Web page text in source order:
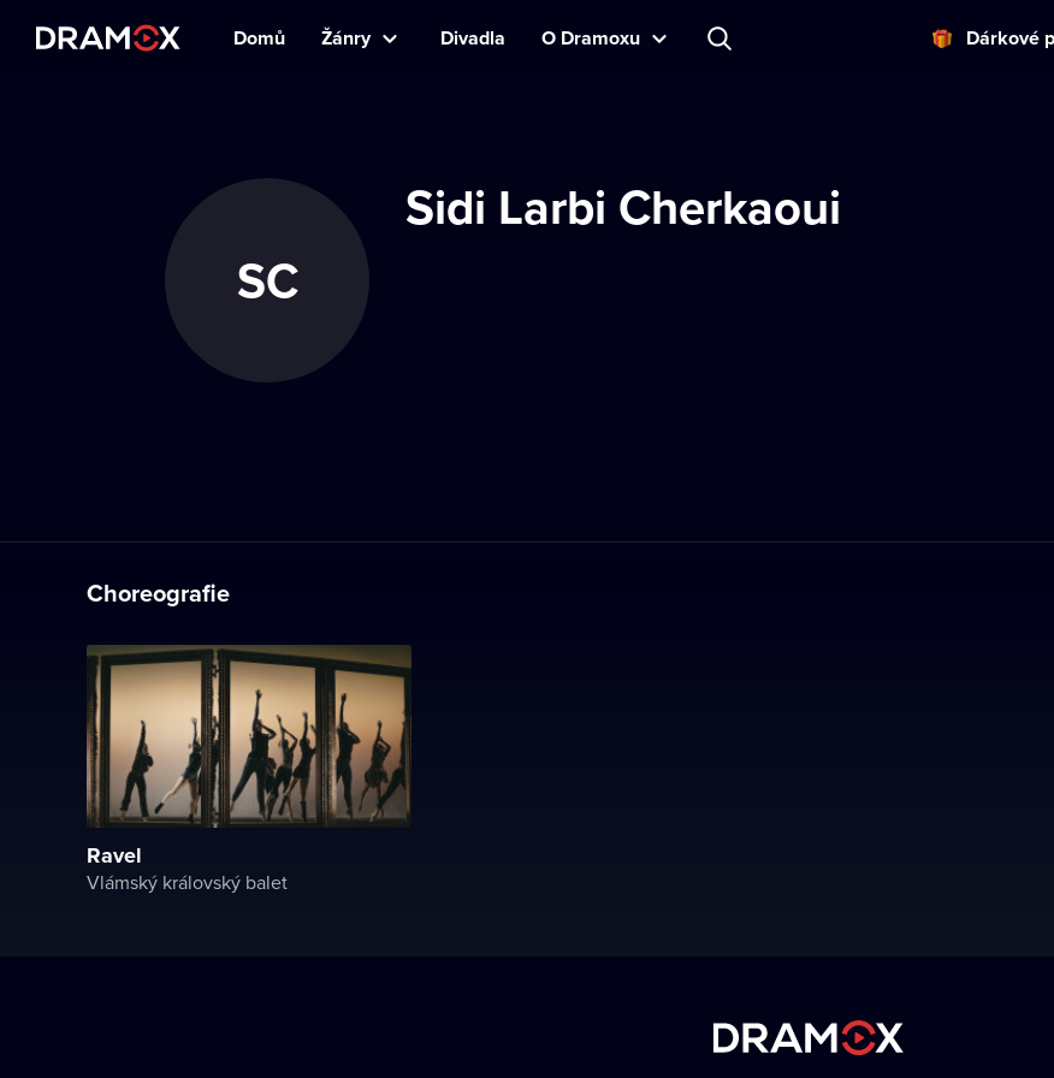
Domů Žánry Divadla O Dramoxu Dárkové
SC
Sidi Larbi Cherkaoui
Choreografie
Ravel
Vlámský královský balet